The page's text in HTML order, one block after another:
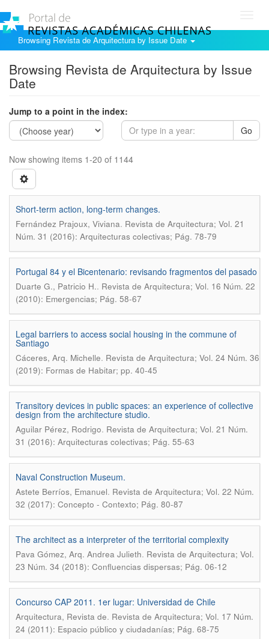
Browsing Revista de Arquitectura by Issue Date
Browsing Revista de Arquitectura by Issue
Date
Jump to a point in the index:
Go
Now showing items 1-20 of 1144
Short-term action, long-term changes.
Fernández Prajoux, Viviana. Revista de Arquitectura; Vol. 21
Núm. 31 (2016): Arquitecturas colectivas; Pág. 78-79
Portugal 84 y el Bicentenario: revisando fragmentos del pasado
Duarte G., Patricio H.. Revista de Arquitectura; Vol. 16 Núm. 22
(2010): Emergencias; Pág. 58-67
Legal barriers to access social housing in the commune of
Santiago
Cáceres, Arq. Michelle. Revista de Arquitectura; Vol. 24 Núm. 36
(2019): Formas de Habitar; pp. 40-45
Transitory devices in public spaces: an experience of collective
design from the architecture studio.
Aguilar Pérez, Rodrigo. Revista de Arquitectura; Vol. 21 Núm.
31 (2016): Arquitecturas colectivas; Pág. 55-63
Naval Construction Museum.
Astete Berríos, Emanuel. Revista de Arquitectura; Vol. 22 Núm.
32 (2017): Concepto - Contexto; Pág. 80-87
The architect as a interpreter of the territorial complexity
Pava Gómez, Arq. Andrea Julieth. Revista de Arquitectura; Vol.
23 Núm. 34 (2018): Confluencias dispersas; Pág. 06-12
Concurso CAP 2011. 1er lugar: Universidad de Chile
Arquitectura, Revista de. Revista de Arquitectura; Vol. 17 Núm.
24 (2011): Espacio público y ciudadanías; Pág. 68-75